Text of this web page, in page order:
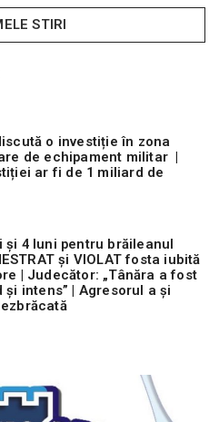
STIRI
o investiție în zona
de echipament militar |
ar fi de 1 miliard de
și 4 luni pentru brăileanul
și VIOLAT fosta iubită
| Judecător: „Tânăra a fost
intens” | Agresorul a și